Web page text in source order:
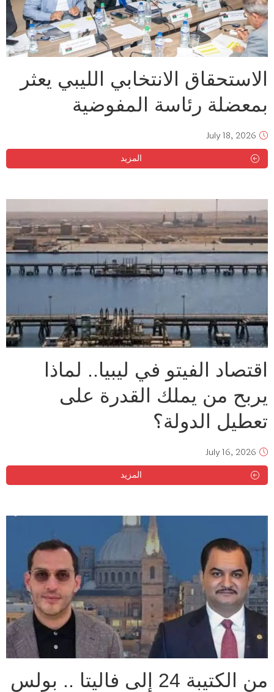
الاستحقاق الانتخابي الليبي يعثر
بمعضلة رئاسة المفوضية
July 18, 2026
المزيد
اقتصاد الفيتو في ليبيا.. لماذا
يربح من يملك القدرة على
تعطيل الدولة؟
July 16, 2026
المزيد
من الكتيبة 24 إلى فاليتا .. بولس